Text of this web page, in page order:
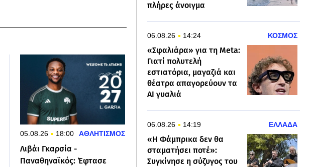
05.08.26 18:00 ΑΘΛΗΤΙΣΜΟΣ
Λιβάι Γκαρσία -
Παναθηναϊκός: Έφτασε
πλήρες άνοιγμα
06.08.26 14:24 ΚΟΣΜΟΣ
«Σφαλιάρα» για τη Meta:
Γιατί πολυτελή
εστιατόρια, μαγαζιά και
θέατρα απαγορεύουν τα
AI γυαλιά
06.08.26 14:19 ΕΛΛΑΔΑ
«Η Φάμπρικα δεν θα
σταματήσει ποτέ»:
Συγκίνησε η σύζυγος του